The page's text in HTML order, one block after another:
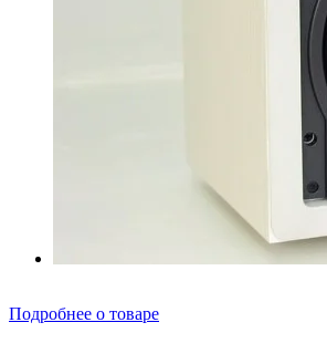
Подробнее о товаре